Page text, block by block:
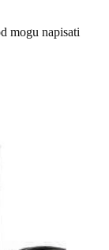
mogu napisati